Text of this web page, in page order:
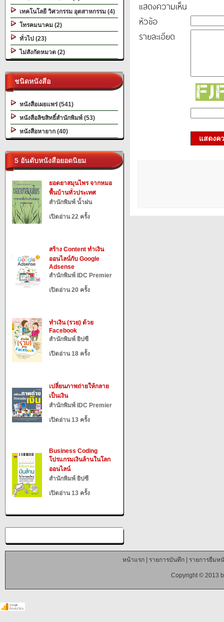
เทคโนโลยี วิศวกรรม อุตสาหกรรม (4)
โทรคมนาคม (2)
ทั่วไป (23)
ไม่สังกัดหมวด (2)
ชนิดหนังสือ
หนังสือเผยแพร่ (541)
หนังสือลิขสิทธิ์สำนักพิมพ์ (53)
หนังสือหายาก (40)
5 อันดับหนังสือยอดนิยม
ยอดยาสมุนไพร จากหมอ
พื้นบ้านทั่วประเทศ
สำนักพิมพ์ น้ำฝน
เปิดอ่าน 22 ครั้ง
สร้าง Content ทำเงิน
ออนไลน์กับ Google
Adsense
สำนักพิมพ์ IDC Premier
เปิดอ่าน 20 ครั้ง
ทำเงิน (รวย) ด้วย
Facebook
สำนักพิมพ์ ยิปซี
เปิดอ่าน 18 ครั้ง
เปลี่ยนภาพถ่ายให้กลาย
เป็นเงิน
สำนักพิมพ์ IDC Premier
เปิดอ่าน 13 ครั้ง
Business Coding
โปรแกรมเงินล้านในโลก
ออนไลน์
สำนักพิมพ์ ยิปซี
เปิดอ่าน 13 ครั้ง
แสดงความเห็น
หัวข้อ
รายละเอียด
แสดงค
หน้าแรก| รายการบันทึก| รายการยืมห
Copyright © 2013